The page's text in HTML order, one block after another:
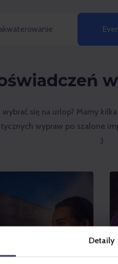
Detaily
się na urlop? Mamy
wypraw po szalone
:)